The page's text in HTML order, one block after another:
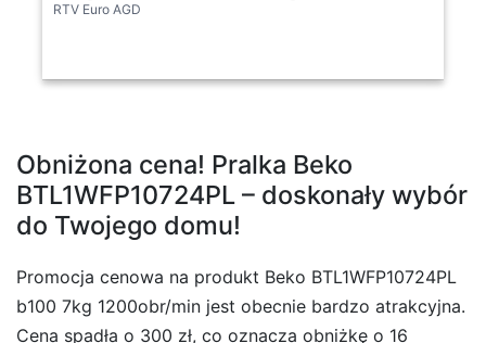
RTV Euro AGD
Obniżona cena! Pralka Beko
BTL1WFP10724PL – doskonały wybór
do Twojego domu!
Promocja cenowa na produkt Beko BTL1WFP10724PL
b100 7kg 1200obr/min jest obecnie bardzo atrakcyjna.
Cena spadła o 300 zł, co oznacza obniżkę o 16